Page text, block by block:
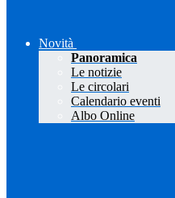
Novità
Panoramica
Le notizie
Le circolari
Calendario eventi
Albo Online